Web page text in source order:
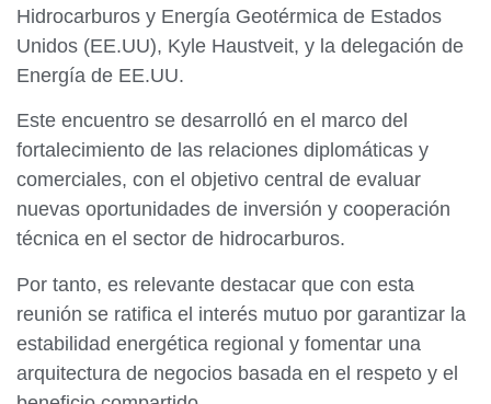
Hidrocarburos y Energía Geotérmica de Estados
Unidos (EE.UU), Kyle Haustveit, y la delegación de
Energía de EE.UU.
Este encuentro se desarrolló en el marco del
fortalecimiento de las relaciones diplomáticas y
comerciales, con el objetivo central de evaluar
nuevas oportunidades de inversión y cooperación
técnica en el sector de hidrocarburos.
Por tanto, es relevante destacar que con esta
reunión se ratifica el interés mutuo por garantizar la
estabilidad energética regional y fomentar una
arquitectura de negocios basada en el respeto y el